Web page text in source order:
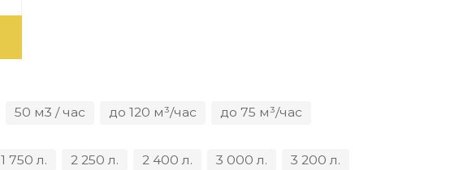
50 м3 / час до 120 м³/час до 75 м³/час
1 750 л. 2 250 л. 2 400 л. 3 000 л.
3 200 л.